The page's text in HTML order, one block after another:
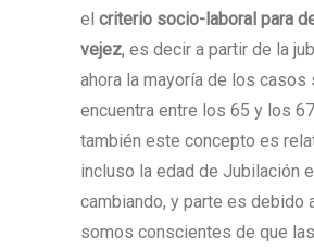
el criterio socio-laboral para
vejez, es decir a partir de la
ahora la mayoría de los casos
encuentra entre los 65 y los
también este concepto es
incluso la edad de Jubilación
cambiando, y parte es debido
somos conscientes de que